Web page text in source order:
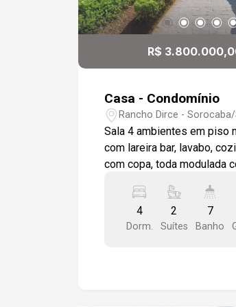
R$
Casa - Condomínio
Rancho Dirce - Sorocaba/
Sala 4 ambientes em piso
com lareira bar, lavabo,
com copa, toda modulada
de empregada completa,
hóspede, 4 dormitórios
1 sendo máster, com
4
Dorm.
2
Suítes
7
Banho